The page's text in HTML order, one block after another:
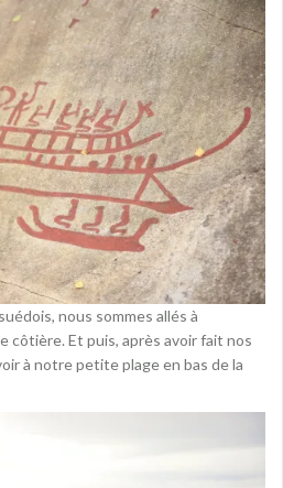
nous sommes allés à
côtière. Et puis, après avoir fait nos
à notre petite plage en bas de la